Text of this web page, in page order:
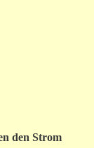
den Strom